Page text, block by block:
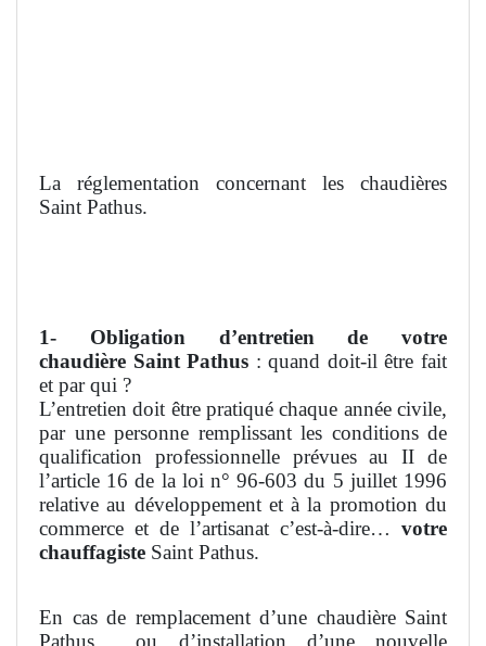
La réglementation concernant les chaudières
Saint Pathus.
1- Obligation d’entretien de votre
chaudière Saint Pathus : quand doit-il être fait
et par qui ?
L’entretien doit être pratiqué chaque année civile,
par une personne remplissant les conditions de
qualification professionnelle prévues au II de
l’article 16 de la loi n° 96-603 du 5 juillet 1996
relative au développement et à la promotion du
commerce et de l’artisanat c’est-à-dire… votre
chauffagiste Saint Pathus.
En cas de remplacement d’une chaudière Saint
Pathus
ou d’installation d’une nouvelle